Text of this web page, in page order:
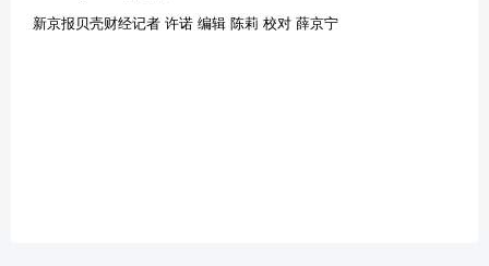
新京报贝壳财经记者 许诺 编辑 陈莉 校对 薛京宁